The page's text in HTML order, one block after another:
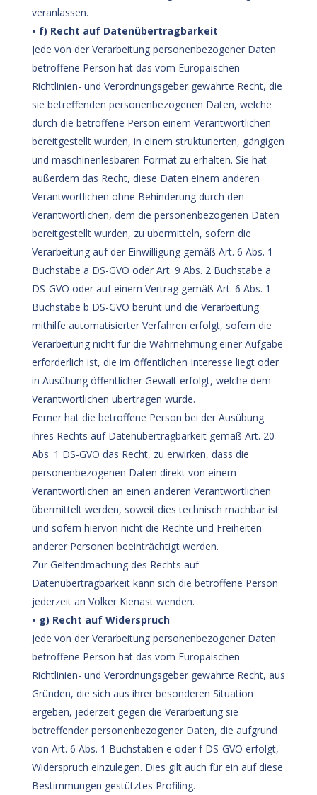
veranlassen.
• f) Recht auf Datenübertragbarkeit
Jede von der Verarbeitung personenbezogener Daten
betroffene Person hat das vom Europäischen
Richtlinien- und Verordnungsgeber gewährte Recht, die
sie betreffenden personenbezogenen Daten, welche
durch die betroffene Person einem Verantwortlichen
bereitgestellt wurden, in einem strukturierten, gängigen
und maschinenlesbaren Format zu erhalten. Sie hat
außerdem das Recht, diese Daten einem anderen
Verantwortlichen ohne Behinderung durch den
Verantwortlichen, dem die personenbezogenen Daten
bereitgestellt wurden, zu übermitteln, sofern die
Verarbeitung auf der Einwilligung gemäß Art. 6 Abs. 1
Buchstabe a DS-GVO oder Art. 9 Abs. 2 Buchstabe a
DS-GVO oder auf einem Vertrag gemäß Art. 6 Abs. 1
Buchstabe b DS-GVO beruht und die Verarbeitung
mithilfe automatisierter Verfahren erfolgt, sofern die
Verarbeitung nicht für die Wahrnehmung einer Aufgabe
erforderlich ist, die im öffentlichen Interesse liegt oder
in Ausübung öffentlicher Gewalt erfolgt, welche dem
Verantwortlichen übertragen wurde.
Ferner hat die betroffene Person bei der Ausübung
ihres Rechts auf Datenübertragbarkeit gemäß Art. 20
Abs. 1 DS-GVO das Recht, zu erwirken, dass die
personenbezogenen Daten direkt von einem
Verantwortlichen an einen anderen Verantwortlichen
übermittelt werden, soweit dies technisch machbar ist
und sofern hiervon nicht die Rechte und Freiheiten
anderer Personen beeinträchtigt werden.
Zur Geltendmachung des Rechts auf
Datenübertragbarkeit kann sich die betroffene Person
jederzeit an Volker Kienast wenden.
• g) Recht auf Widerspruch
Jede von der Verarbeitung personenbezogener Daten
betroffene Person hat das vom Europäischen
Richtlinien- und Verordnungsgeber gewährte Recht, aus
Gründen, die sich aus ihrer besonderen Situation
ergeben, jederzeit gegen die Verarbeitung sie
betreffender personenbezogener Daten, die aufgrund
von Art. 6 Abs. 1 Buchstaben e oder f DS-GVO erfolgt,
Widerspruch einzulegen. Dies gilt auch für ein auf diese
Bestimmungen gestütztes Profiling.